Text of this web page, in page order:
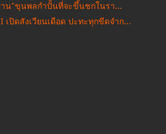
าน"ขุนพลกำปั้นที่จะขึ้นชกในรา...
เปิดสังเวียนเดือด ปะทะทุกขีดจำก...